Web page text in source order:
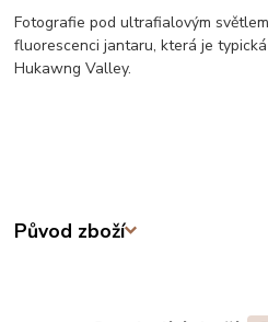
Fotografie pod ultrafialovým
fluorescenci jantaru, která je
Hukawng Valley.
Původ zboží